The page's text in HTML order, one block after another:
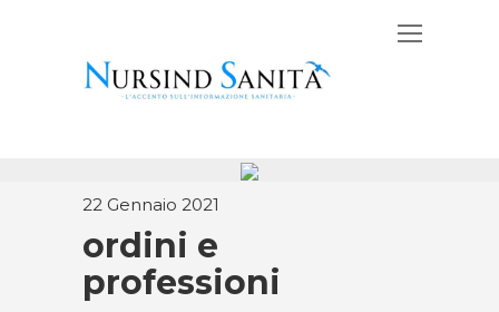
22 Gennaio 2021
ordini e
professioni